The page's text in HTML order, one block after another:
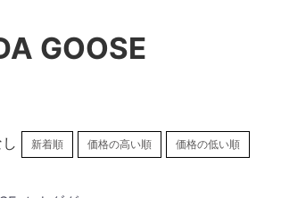
GOOSE
新着順 価格の高い順 価格の低い順